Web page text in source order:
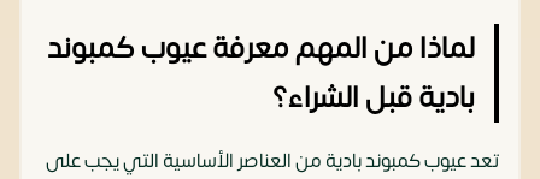
لماذا من المهم معرفة عيوب كمبوند
بادية قبل الشراء؟
تعد عيوب كمبوند بادية من العناصر الأساسية التي يجب على